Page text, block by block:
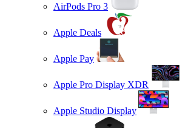
AirPods Pro 3
Apple Deals
Apple Pay
Apple Pro Display XDR
Apple Studio Display